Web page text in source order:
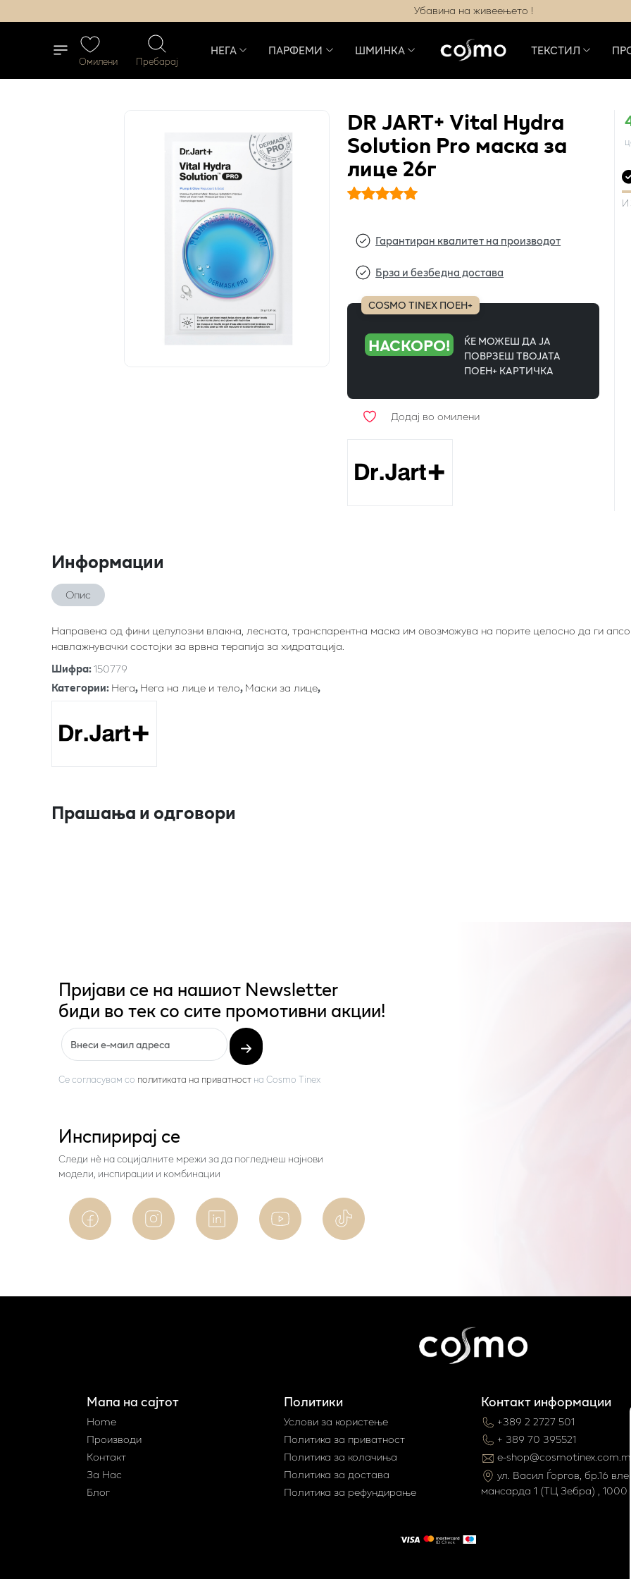
Убавина на живеењето !
Омилени Пребарај
НЕГА ПАРФЕМИ ШМИНКА ТЕКСТИЛ
DR JART+ Vital Hydra
Solution Pro маска за
лице 26г
Гарантиран квалитет на производот
Брза и безбедна достава
COSMO TINEX ПОЕН+
НАСКОРО!
ЌЕ МОЖЕШ ДА ЈА
ПОВРЗЕШ ТВОЈАТА
ПОЕН+ КАРТИЧКА
Додај во омилени
Информации
Опис
Направена од фини целулозни влакна, лесната, транспарентна маска им овозможува на порите целосно да ги
навлажнувачки состојки за врвна терапија за хидратација.
Шифра:150779
Категории:Нега,Нега на лице и тело,Маски за лице,
Прашања и одговори
Пријави се на нашиот Newsletter
биди во тек со сите промотивни акции!
Се согласувам со политиката на приватност на Cosmo Tinex
Инспирирај се
Следи нѐ на социјалните мрежи за да погледнеш најнови
модели, инспирации и комбинации
Мапа на сајтот
Home
Производи
Контакт
За Нас
Блог
Политики
Услови за користење
Политика за приватност
Политика за колачиња
Политика за достава
Политика за рефундирање
Контакт информации
+389 2 2727 501
+ 389 70 395521
e-shop@cosmotinex.com.mk
ул. Васил Ѓоргов, бр.16 влез
мaнсарда 1 (ТЦ Зебра) , 1000